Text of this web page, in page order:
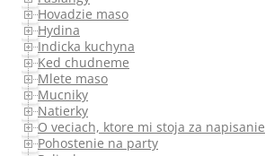
Hovadzie maso
Hydina
Indicka kuchyna
Ked chudneme
Mlete maso
Mucniky
Natierky
O veciach, ktore mi stoja za napisanie
Pohostenie na party